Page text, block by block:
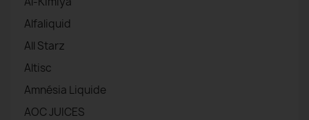
Alfaliquid
All Starz
Altisc
Amnésia Liquide
AOC JUICES